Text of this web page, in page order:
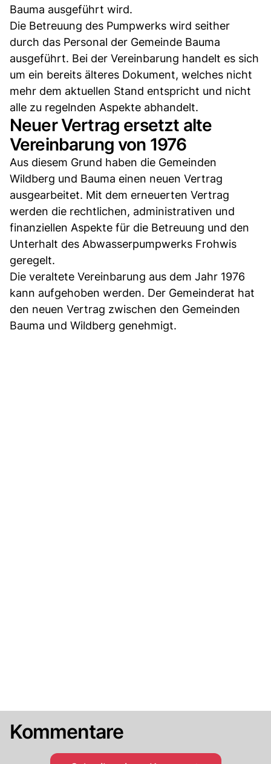
Bauma ausgeführt wird.
Die Betreuung des Pumpwerks wird seither
durch das Personal der Gemeinde Bauma
ausgeführt. Bei der Vereinbarung handelt es sich
um ein bereits älteres Dokument, welches nicht
mehr dem aktuellen Stand entspricht und nicht
alle zu regelnden Aspekte abhandelt.
Neuer Vertrag ersetzt alte
Vereinbarung von 1976
Aus diesem Grund haben die Gemeinden
Wildberg und Bauma einen neuen Vertrag
ausgearbeitet. Mit dem erneuerten Vertrag
werden die rechtlichen, administrativen und
finanziellen Aspekte für die Betreuung und den
Unterhalt des Abwasserpumpwerks Frohwis
geregelt.
Die veraltete Vereinbarung aus dem Jahr 1976
kann aufgehoben werden. Der Gemeinderat hat
den neuen Vertrag zwischen den Gemeinden
Bauma und Wildberg genehmigt.
Kommentare